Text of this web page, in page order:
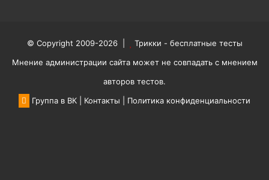
© Copyright 2009-2026 |
Трикки - бесплатные тесты
Мнение администрации сайта может не совпадать с мнением
авторов тестов.
Группа в ВК
Контакты Политика конфиденциальности